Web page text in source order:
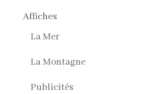
Affiches
La Mer
La Montagne
Publicités